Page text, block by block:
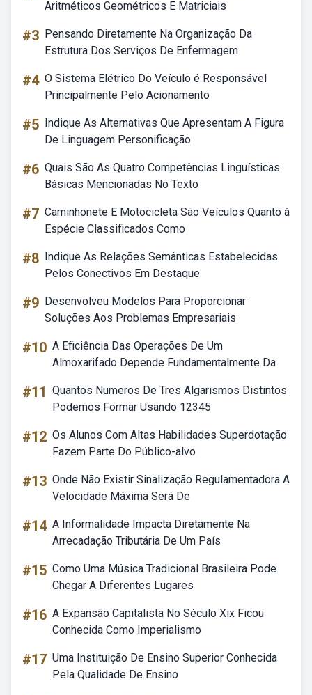
Aritméticos Geométricos E Matriciais
#3 Pensando Diretamente Na Organização Da
Estrutura Dos Serviços De Enfermagem
#4 O Sistema Elétrico Do Veículo é Responsável
Principalmente Pelo Acionamento
#5 Indique As Alternativas Que Apresentam A Figura
De Linguagem Personificação
#6 Quais São As Quatro Competências Linguísticas
Básicas Mencionadas No Texto
#7 Caminhonete E Motocicleta São Veículos Quanto à
Espécie Classificados Como
#8 Indique As Relações Semânticas Estabelecidas
Pelos Conectivos Em Destaque
#9 Desenvolveu Modelos Para Proporcionar
Soluções Aos Problemas Empresariais
#10 A Eficiência Das Operações De Um
Almoxarifado Depende Fundamentalmente Da
#11 Quantos Numeros De Tres Algarismos Distintos
Podemos Formar Usando 12345
#12 Os Alunos Com Altas Habilidades Superdotação
Fazem Parte Do Público-alvo
#13 Onde Não Existir Sinalização Regulamentadora A
Velocidade Máxima Será De
#14 A Informalidade Impacta Diretamente Na
Arrecadação Tributária De Um País
#15 Como Uma Música Tradicional Brasileira Pode
Chegar A Diferentes Lugares
#16 A Expansão Capitalista No Século Xix Ficou
Conhecida Como Imperialismo
#17 Uma Instituição De Ensino Superior Conhecida
Pela Qualidade De Ensino